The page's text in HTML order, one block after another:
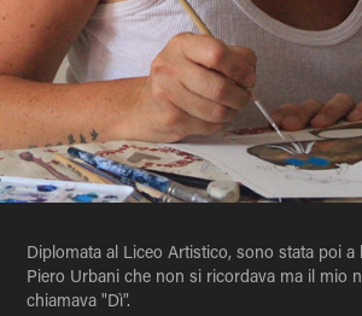
Diplomata al Liceo Artistico, sono stata poi
Piero Urbani che non si ricordava ma il mio
chiamava "Dì".